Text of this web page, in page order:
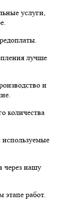
услуги,
лучше
и
количества
через нашу
этапе работ.